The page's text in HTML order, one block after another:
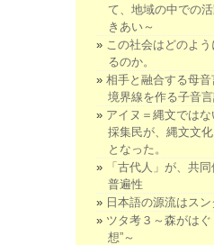
て、地域の中での
きあい～
この社会はどのよ
るのか。
相手と融合する母音
境界線を作る子音言
アイヌ＝縄文では
採集民が、縄文文
となった。
「古代人」が、共
普遍性
日本語の源流はス
ツタ考３～森がはぐ
想”～